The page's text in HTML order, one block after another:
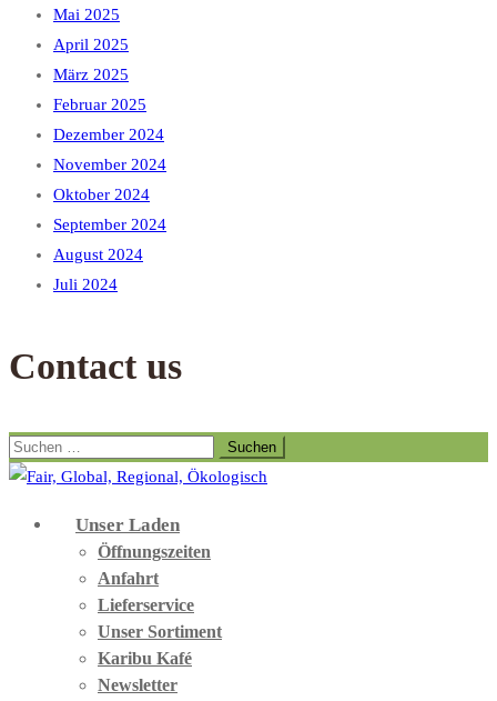
Mai 2025
April 2025
März 2025
Februar 2025
Dezember 2024
November 2024
Oktober 2024
September 2024
August 2024
Juli 2024
Contact us
Suchen
nach:
Unser Laden
Öffnungszeiten
Anfahrt
Lieferservice
Unser Sortiment
Karibu Kafé
Newsletter